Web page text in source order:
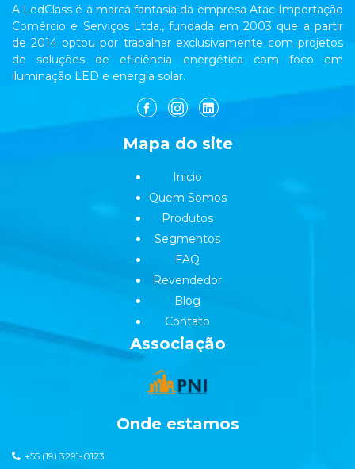
A LedClass é a marca fantasia da empresa Atac Importação
Comércio e Serviços Ltda., fundada em 2003 que a partir
de 2014 optou por trabalhar exclusivamente com projetos
de soluções de eficiência energética com foco em
iluminação LED e energia solar.
Mapa do site
Inicio
Quem Somos
Produtos
Segmentos
FAQ
Revendedor
Blog
Contato
Associação
Onde estamos
+55 (19) 3291-0123